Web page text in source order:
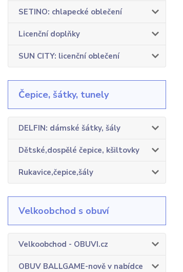
SETINO: chlapecké oblečení
Licenční doplňky
SUN CITY: licenční oblečení
Čepice, šátky, tunely
DELFIN: dámské šátky, šály
Dětské,dospělé čepice, kšiltovky
Rukavice,čepice,šály
Velkoobchod s obuví
Velkoobchod - OBUVI.cz
OBUV BALLGAME-nově v nabídce